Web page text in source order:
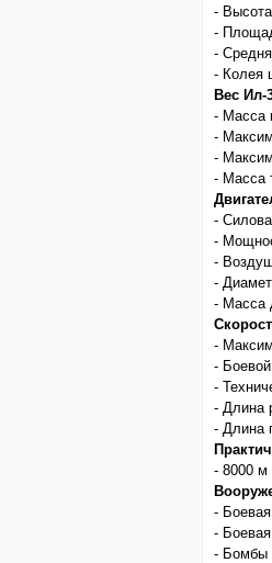
-
-
-
- Колея
Вес Ил-
- Масса
-
-
- Масса
-
-
-
-
- Масса
-
-
-
- Длина
- Длина
- 8000 м
-
-
- Бомбы